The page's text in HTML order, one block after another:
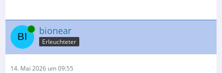
Online bionear
Erleuchteter
14. Mai 2026 um 09:55